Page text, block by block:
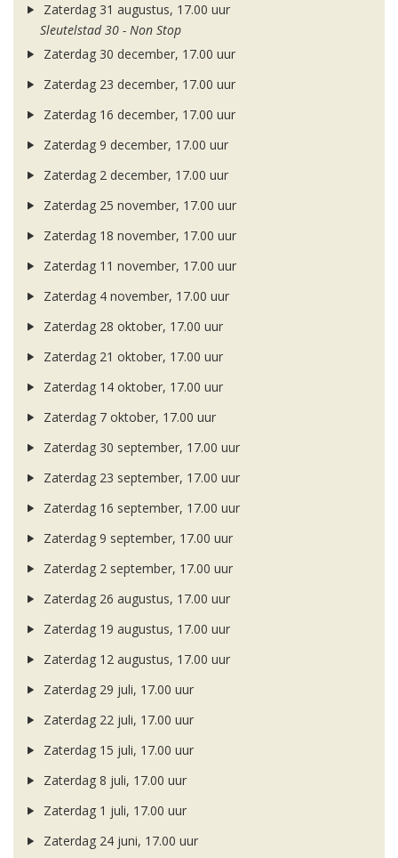
Zaterdag 31 augustus, 17.00 uur
Sleutelstad 30 - Non Stop
Zaterdag 30 december, 17.00 uur
Zaterdag 23 december, 17.00 uur
Zaterdag 16 december, 17.00 uur
Zaterdag 9 december, 17.00 uur
Zaterdag 2 december, 17.00 uur
Zaterdag 25 november, 17.00 uur
Zaterdag 18 november, 17.00 uur
Zaterdag 11 november, 17.00 uur
Zaterdag 4 november, 17.00 uur
Zaterdag 28 oktober, 17.00 uur
Zaterdag 21 oktober, 17.00 uur
Zaterdag 14 oktober, 17.00 uur
Zaterdag 7 oktober, 17.00 uur
Zaterdag 30 september, 17.00 uur
Zaterdag 23 september, 17.00 uur
Zaterdag 16 september, 17.00 uur
Zaterdag 9 september, 17.00 uur
Zaterdag 2 september, 17.00 uur
Zaterdag 26 augustus, 17.00 uur
Zaterdag 19 augustus, 17.00 uur
Zaterdag 12 augustus, 17.00 uur
Zaterdag 29 juli, 17.00 uur
Zaterdag 22 juli, 17.00 uur
Zaterdag 15 juli, 17.00 uur
Zaterdag 8 juli, 17.00 uur
Zaterdag 1 juli, 17.00 uur
Zaterdag 24 juni, 17.00 uur